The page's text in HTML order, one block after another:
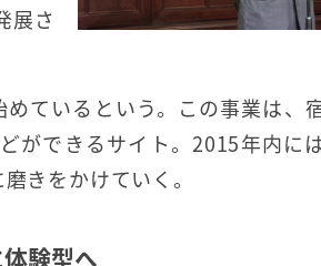
展さ
ているという。この事業は、
ができるサイト。2015年内に
きをかけていく。
験型へ